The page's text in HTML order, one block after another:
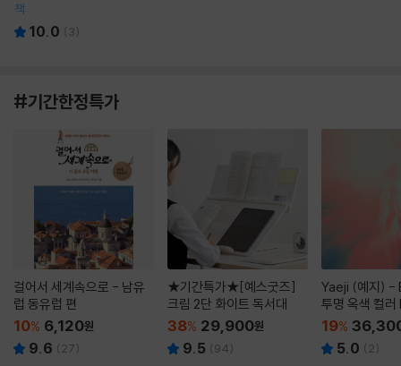
책
10.0 ( 3)
#기간한정특가
걸어서 세계속으로 - 남유
럽 동유럽 편
10% 6,120원
9.6 ( 27)
★기간특가★[예스굿즈]
크림 2단 화이트 독서대
38% 29,900원
9.5 (94)
Yaeji (예지) -
투명 옥색 컬
19%
5.0 ( 2)